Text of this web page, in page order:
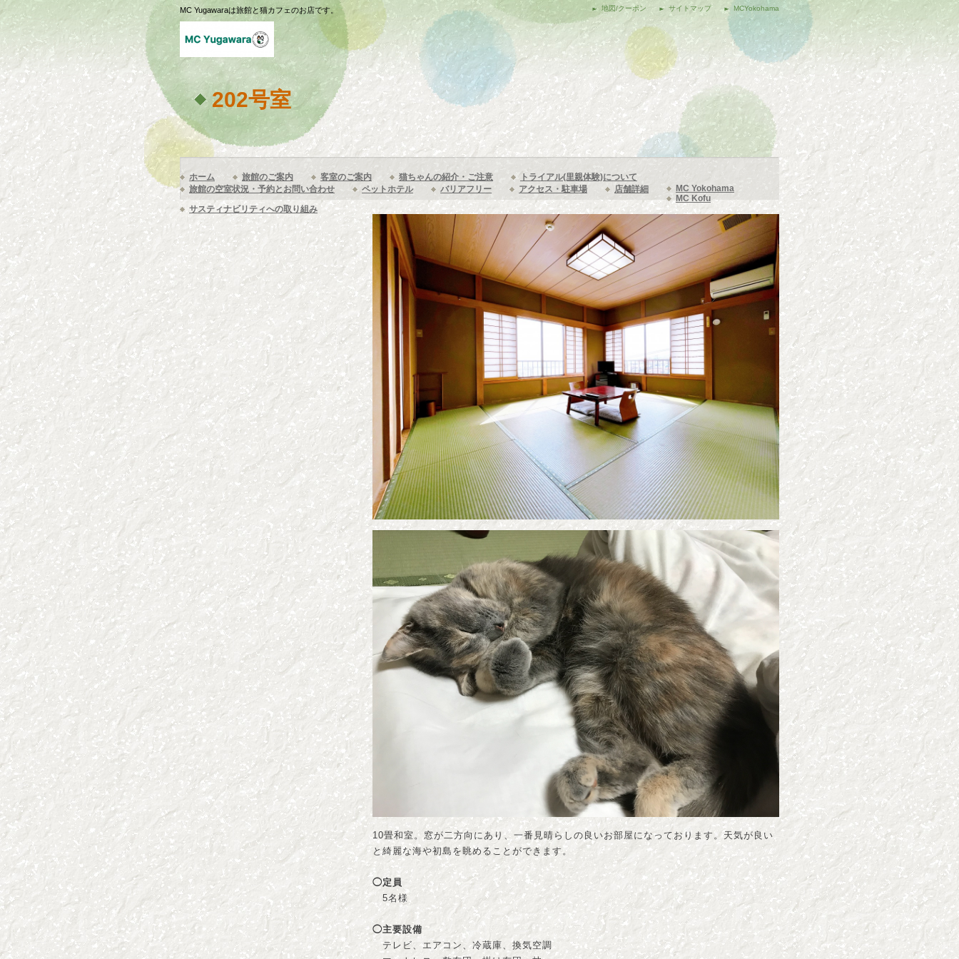
MC Yugawaraは旅館と猫カフェのお店です。 地図/クーポン サイトマップ MCYokohama
202号室
ホーム 旅館のご案内 客室のご案内 猫ちゃんの紹介・ご注意
トライアル(里親体験)について
旅館の空室状況・予約とお問い合わせ
ペットホテル バリアフリー アクセス・駐車場 店舗詳細
MC Yokohama
MC Kofu
サスティナビリティへの取り組み
10畳和室。窓が二方向にあり、一番見晴らしの良いお部屋になっております。天気が良い
と綺麗な海や初島を眺めることができます。
◯定員
5名様
◯主要設備
テレビ、エアコン、冷蔵庫、換気空調